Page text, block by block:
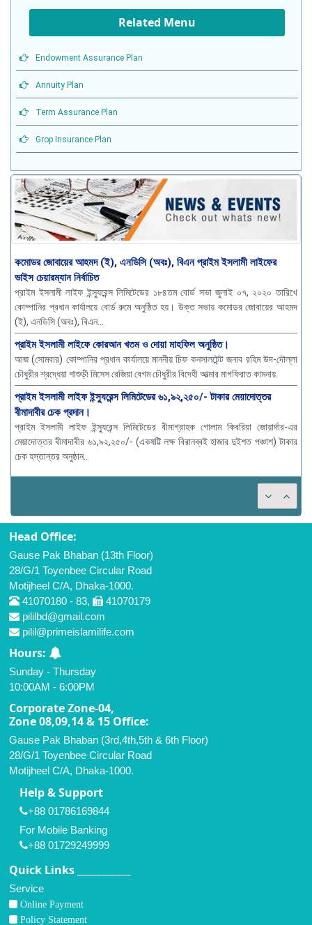
Related Menu
Endowment Assurance Plan
Annuity Plan
Term Assurance Plan
Grop Insurance Plan
কমোডর জোবায়ের আহমদ (ই), এনডিসি (অবঃ), বিএন প্রাইম ইসলামী লাইফের
ভাইস চেয়ারম্যান নির্বাচিত
প্রাইম ইসলামী লাইফ ইন্স্যুরেন্স লিমিটেডের ১৮৪তম বোর্ড সভা জুলাই ০৭, ২০২০ তারিখে
কোম্পানির প্রধান কার্যালয়ে বোর্ড রুমে অনুষ্ঠিত হয়। উক্ত সভায় কমোডর জোবায়ের আহমদ
(ই), এনডিসি (অবঃ), বিএন...
প্রাইম ইসলামী লাইফে কোরআন খতম ও দোয়া মাহফিল অনুষ্ঠিত।
আজ (সোমবার) কোম্পানির প্রধান কার্যালয়ে মাননীয় চিফ কনসালটেন্ট জনাব রহিম উদ-দৌল্লা
চৌধুরীর শ্রদ্ধেয়া শাশুড়ী মিসেস রেজিয়া বেগম চৌধুরীর বিদেহী আত্মার মাগফিরাত কামনায়.
প্রাইম ইসলামী লাইফ ইন্স্যুরেন্স লিমিটেডের ৬১,৯২,২৫০/- টাকার মেয়াদোত্তর
বীমাদাবীর চেক প্রদান।
প্রাইম ইসলামী লাইফ ইন্স্যুরেন্স লিমিটেডের বীমাগ্রাহক গোলাম কিবরিয়া জোয়ার্দার-এর
মেয়াদোত্তর বীমাদাবীর ৬১,৯২,২৫০/- (একষট্টি লক্ষ বিরানব্বই হাজার দুইশত পঞ্চাশ) টাকার
চেক হস্তান্তর অনুষ্ঠান..
Head Office:
Gause Pak Bhaban (13th Floor)
28/G/1 Toyenbee Circular Road
Motijheel C/A, Dhaka-1000.
41070180 - 83,
41070179
pililbd@gmail.com
pilil@primeislamilife.com
Hours:
Sunday - Thursday
10:00AM - 6:00PM
Corporate Zone-04,
Zone 08,09,14 & 15 Office:
Gause Pak Bhaban (3rd,4th,5th & 6th Floor)
28/G/1 Toyenbee Circular Road
Motijheel C/A, Dhaka-1000.
Help & Support
+88 01786169844
For Mobile Banking
+88 01729249999
Quick Links ___________
Service
Online Payment
Policy Statement